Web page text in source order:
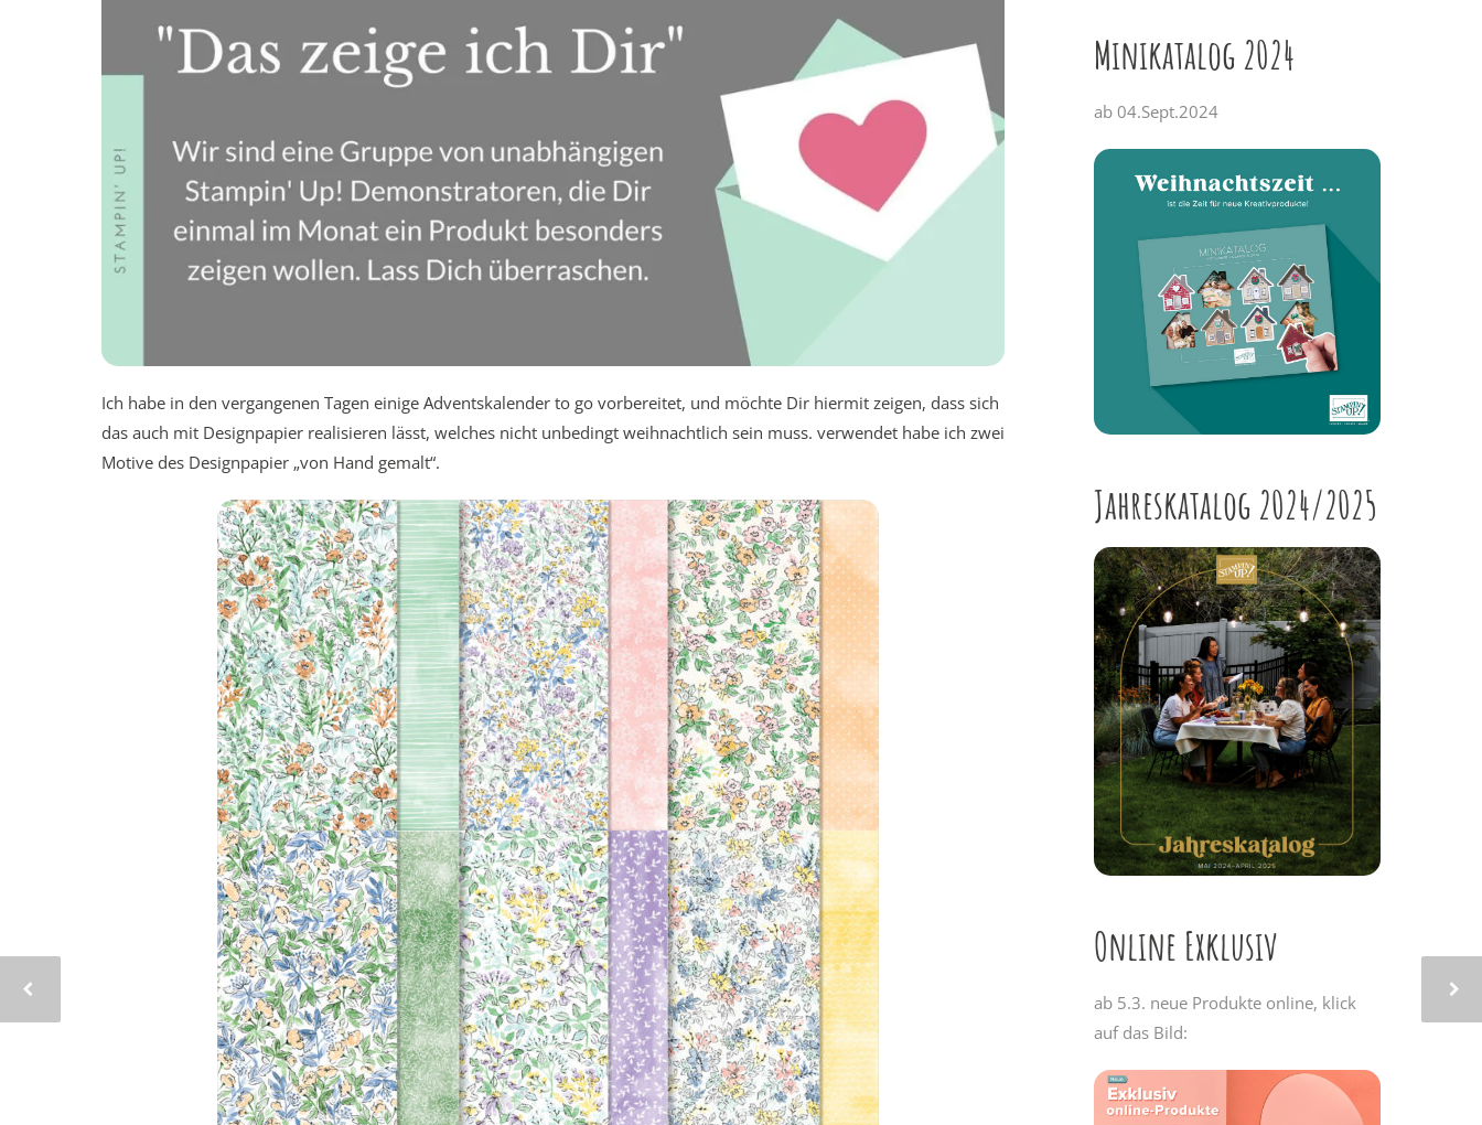
Ich habe in den vergangenen Tagen einige Adventskalender to go vorbereitet, und möchte Dir hiermit zeigen, dass sich
das auch mit Designpapier realisieren lässt, welches nicht unbedingt weihnachtlich sein muss. verwendet habe ich zwei
Motive des Designpapier „von Hand gemalt“.
Minikatalog 2024
ab 04.Sept.2024
Jahreskatalog 2024/2025
Online Exklusiv
ab 5.3. neue Produkte online, klick
auf das Bild: